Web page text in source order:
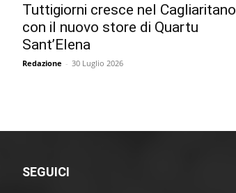
Tuttigiorni cresce nel Cagliaritano
con il nuovo store di Quartu
Sant’Elena
Redazione - 30 Luglio 2026
SEGUICI